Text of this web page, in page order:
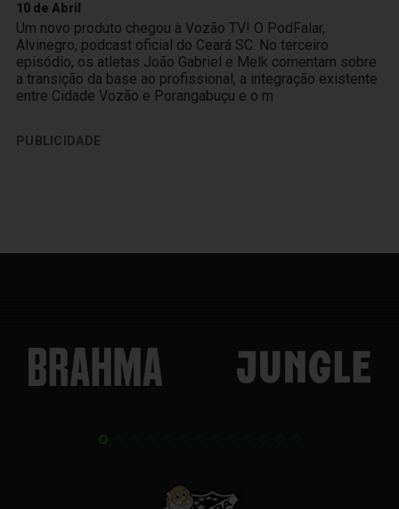
10 de Abril
Um novo produto chegou à Vozão TV! O PodFalar,
Alvinegro, podcast oficial do Ceará SC. No terceiro
episódio, os atletas João Gabriel e Melk comentam sobre
a transição da base ao profissional, a integração existente
entre Cidade Vozão e Porangabuçu e o m
PUBLICIDADE